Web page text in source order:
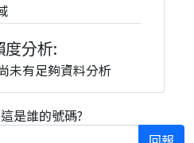
度分析:
未有足夠資料分析
是誰的號碼?